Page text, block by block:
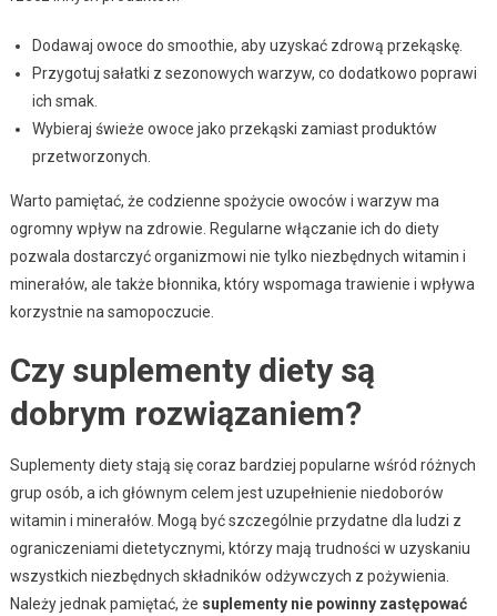
Dodawaj owoce do smoothie, aby uzyskać zdrową przekąskę.
Przygotuj sałatki z sezonowych warzyw, co dodatkowo poprawi
ich smak.
Wybieraj świeże owoce jako przekąski zamiast produktów
przetworzonych.
Warto pamiętać, że codzienne spożycie owoców i warzyw ma
ogromny wpływ na zdrowie. Regularne włączanie ich do diety
pozwala dostarczyć organizmowi nie tylko niezbędnych witamin i
minerałów, ale także błonnika, który wspomaga trawienie i wpływa
korzystnie na samopoczucie.
Czy suplementy diety są
dobrym rozwiązaniem?
Suplementy diety stają się coraz bardziej popularne wśród różnych
grup osób, a ich głównym celem jest uzupełnienie niedoborów
witamin i minerałów. Mogą być szczególnie przydatne dla ludzi z
ograniczeniami dietetycznymi, którzy mają trudności w uzyskaniu
wszystkich niezbędnych składników odżywczych z pożywienia.
Należy jednak pamiętać, że suplementy nie powinny zastępować